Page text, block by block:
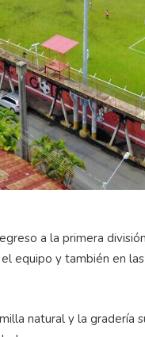
a la primera
equipo y también en
natural y la gradería